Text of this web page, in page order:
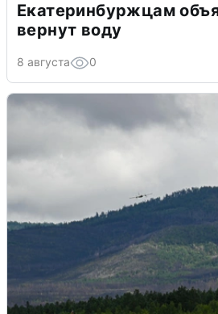
Екатеринбуржцам
вернут воду
8 августа 0